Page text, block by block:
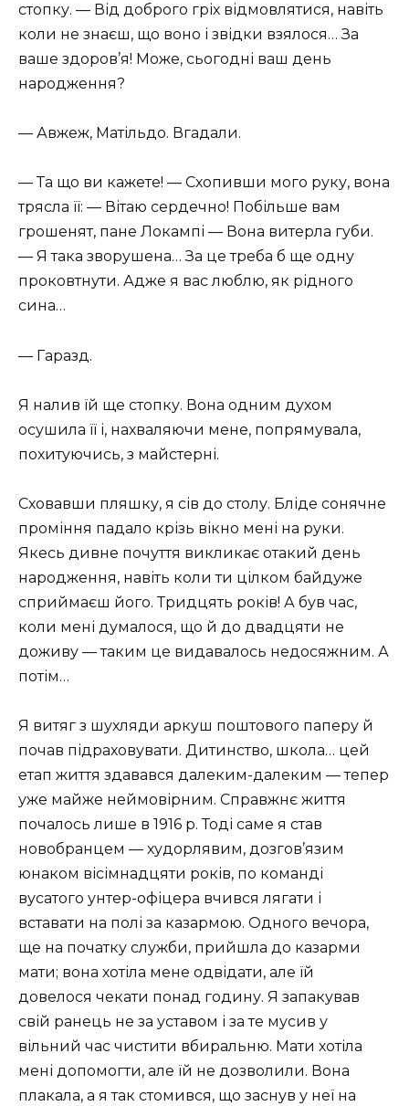
стопку. — Від доброго гріх відмовлятися, навіть
коли не знаєш, що воно і звідки взялося… За
ваше здоров’я! Може, сьогодні ваш день
народження?
— Авжеж, Матільдо. Вгадали.
— Та що ви кажете! — Схопивши мого руку, вона
трясла її: — Вітаю сердечно! Побільше вам
грошенят, пане Локампі — Вона витерла губи.
— Я така зворушена… За це треба б ще одну
проковтнути. Адже я вас люблю, як рідного
сина…
— Гаразд.
Я налив їй ще стопку. Вона одним духом
осушила її і, нахваляючи мене, попрямувала,
похитуючись, з майстерні.
Сховавши пляшку, я сів до столу. Бліде сонячне
проміння падало крізь вікно мені на руки.
Якесь дивне почуття викликає отакий день
народження, навіть коли ти цілком байдуже
сприймаєш його. Тридцять років! А був час,
коли мені думалося, що й до двадцяти не
доживу — таким це видавалось недосяжним. А
потім…
Я витяг з шухляди аркуш поштового паперу й
почав підраховувати. Дитинство, школа… цей
етап життя здавався далеким-далеким — тепер
уже майже неймовірним. Справжнє життя
почалось лише в 1916 р. Тоді саме я став
новобранцем — худорлявим, дозгов’язим
юнаком вісімнадцяти років, по команді
вусатого унтер-офіцера вчився лягати і
вставати на полі за казармою. Одного вечора,
ще на початку служби, прийшла до казарми
мати; вона хотіла мене одвідати, але їй
довелося чекати понад годину. Я запакував
свій ранець не за уставом і за те мусив у
вільний час чистити вбиральню. Мати хотіла
мені допомогти, але їй не дозволили. Вона
плакала, а я так стомився, що заснув у неї на